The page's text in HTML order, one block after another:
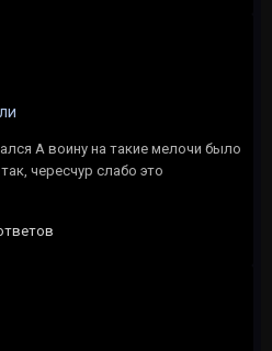
А воину на такие мелочи было
чересчур слабо это